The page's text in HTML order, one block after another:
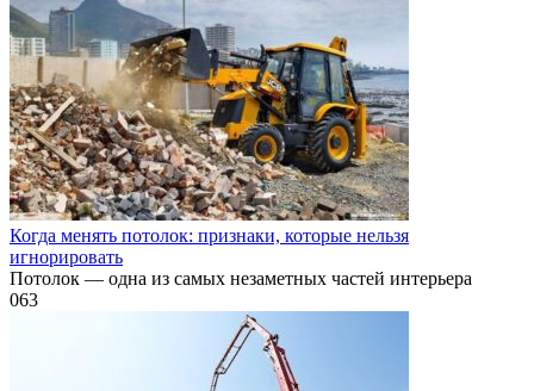
Когда менять потолок: признаки, которые нельзя
игнорировать
Потолок — одна из самых незаметных частей интерьера
063